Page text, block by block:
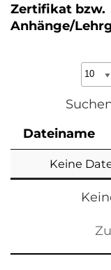
Zertifikat bzw.
Anhänge/
Dateiname
Keine